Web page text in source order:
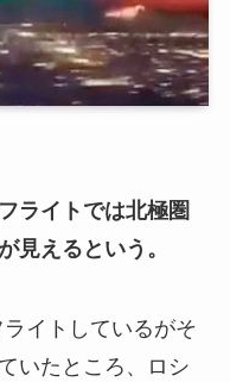
ライトでは北極圏
見えるという。
イトしているがそ
いたところ、ロシ